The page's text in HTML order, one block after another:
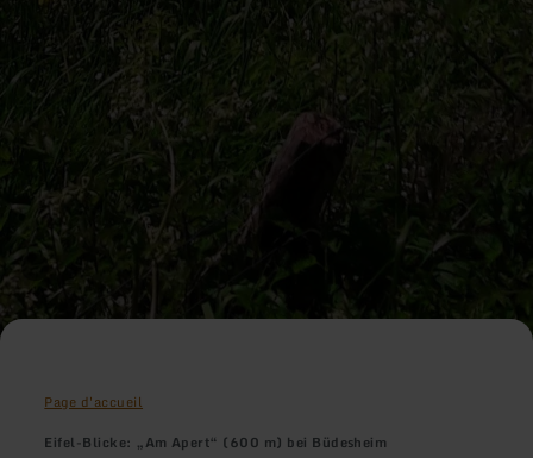
Page d'accueil
Eifel-Blicke: „Am Apert“ (600 m) bei Büdesheim